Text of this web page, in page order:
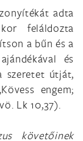
adta
feláldozta
a bűn és a
és
szeretet útját,
engem;
Lk 10,37).
követőinek